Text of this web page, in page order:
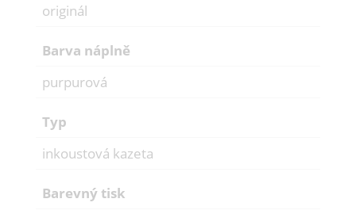
originál
Barva náplně
purpurová
Typ
inkoustová kazeta
Barevný tisk